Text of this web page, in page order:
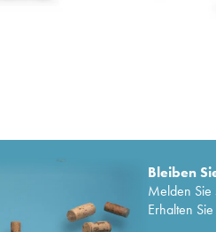
Bleiben
Melden Sie
Erhalten